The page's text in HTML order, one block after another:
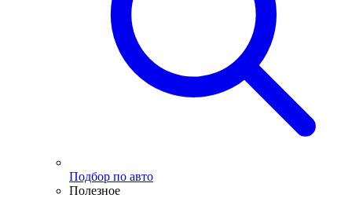
Подбор по авто
Полезное